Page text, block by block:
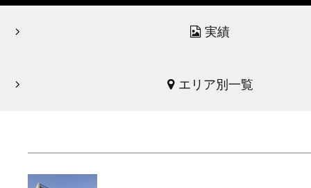
実績
エリア別一覧